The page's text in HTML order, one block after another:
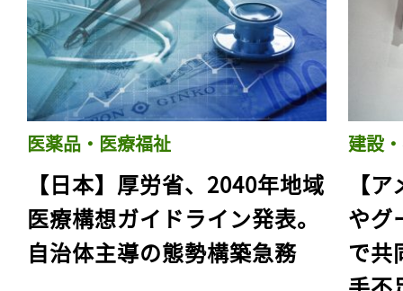
医薬品・医療福祉
【日本】厚労省、2040年地域
医療構想ガイドライン発表。
自治体主導の態勢構築急務
建設
【
やグ
で共